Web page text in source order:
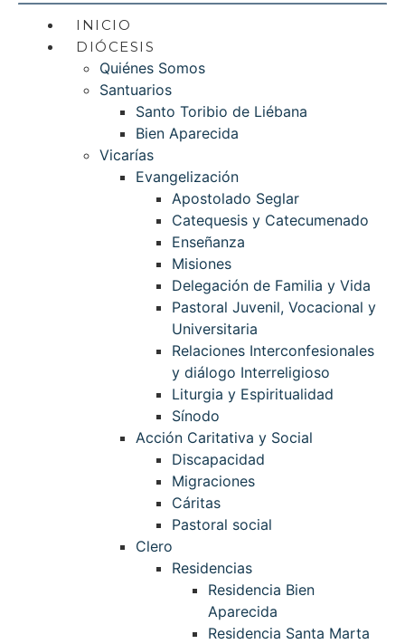
INICIO
DIÓCESIS
Quiénes Somos
Santuarios
Santo Toribio de Liébana
Bien Aparecida
Vicarías
Evangelización
Apostolado Seglar
Catequesis y Catecumenado
Enseñanza
Misiones
Delegación de Familia y Vida
Pastoral Juvenil, Vocacional y
Universitaria
Relaciones Interconfesionales
y diálogo Interreligioso
Liturgia y Espiritualidad
Sínodo
Acción Caritativa y Social
Discapacidad
Migraciones
Cáritas
Pastoral social
Clero
Residencias
Residencia Bien
Aparecida
Residencia Santa Marta